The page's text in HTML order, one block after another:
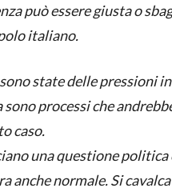
può essere giusta o
italiano.
state delle pressioni
processi che
caso.
una questione politica
anche normale. Si